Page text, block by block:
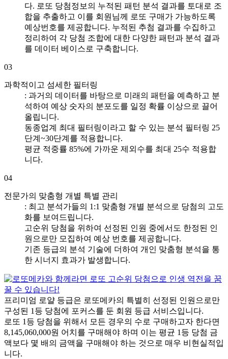
다. 로또 당첨정보의 누적된 패턴 분석 결과를 토대로 조
합을 추출하고 이를 회원님께 로또 구매가 가능하도록
예상번호를 제공합니다. 누적된 추첨 결과를 수집하고
정리하여 각 당첨 조합에 대한 다양한 패턴과 분석 결과
를 데이터 베이스로 구축합니다.
03
과학적이고 섬세한 필터링
: 과거의 데이터를 바탕으로 미래의 패턴을 예측하고 분
석하여 예상 숫자의 분포도를 일정 확률 이상으로 끌어
올립니다.
동종업계 최대 필터링이라고 할 수 있는 분석 필터링 25
단계~30단계를 적용합니다.
평균 적중률 85%에 가까운 제외수를 최대 25수 적용합
니다.
04
전문가의 맞춤형 개별 특별 관리
: 최고 분석가들의 1:1 맞춤형 개별 분석으로 당첨의 고도
화를 보여드립니다.
고순위 당첨을 위하여 선정된 인원 중에서도 한정된 인
원으로만 모집하여 예상 번호를 제공합니다.
기존 등급의 분석 기술에 더하여 개인 맞춤형 분석을 통
한 시너지 효과가 발생합니다.
프리미엄 로얄 등급은 로또메카의 특별히 선정된 인원으로만
구성된 1등 당첨에 포커스를 둔 회원 등급 서비스입니다.
로또 1등 당첨을 위해서 모든 경우의 수로 구매하고자 한다면
8,145,060,000원 어치를 구매해야 하며 이는 평균 1등 당첨 금
액보다 몇 배의 금액을 구매해야 하는 것으로 매우 비현실적입
니다.